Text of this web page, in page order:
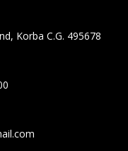
Korba C.G. 495678